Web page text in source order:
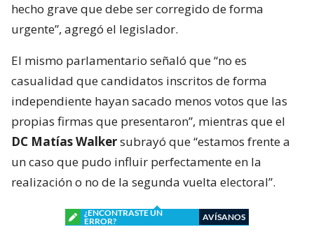
hecho grave que debe ser corregido de forma
urgente”, agregó el legislador.
El mismo parlamentario señaló que “no es
casualidad que candidatos inscritos de forma
independiente hayan sacado menos votos que las
propias firmas que presentaron”, mientras que el
DC Matías Walkersubrayó que “estamos frente a
un caso que pudo influir perfectamente en la
realización o no de la segunda vuelta electoral”.
¿ENCONTRASTE UN
ERROR?
AVÍSANOS